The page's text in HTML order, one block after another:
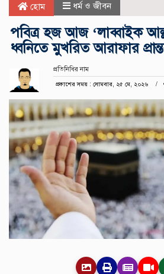
হোম ধর্ম ও জীবন
পবিত্র হজ আজ ‘লাব্বাইক
ধ্বনিতে মুখরিত আরাফার
প্রতিনিধির নাম
প্রকাশের সময় : সোমবার, ২৫ মে, ২০২৬